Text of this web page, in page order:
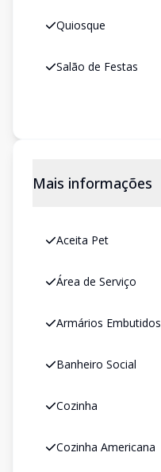
Quiosque
Salão de Festas
Mais informações
Aceita Pet
Área de Serviço
Armários Embutidos
Banheiro Social
Cozinha
Cozinha Americana